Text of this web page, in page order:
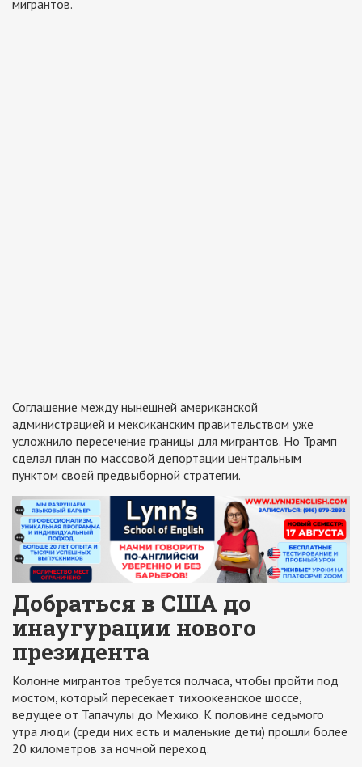
мигрантов.
Соглашение между нынешней американской
администрацией и мексиканским правительством уже
усложнило пересечение границы для мигрантов. Но Трамп
сделал план по массовой депортации центральным
пунктом своей предвыборной стратегии.
Добраться в США до
инаугурации нового
президента
Колонне мигрантов требуется полчаса, чтобы пройти под
мостом, который пересекает тихоокеанское шоссе,
ведущее от Тапачулы до Мехико. К половине седьмого
утра люди (среди них есть и маленькие дети) прошли более
20 километров за ночной переход.